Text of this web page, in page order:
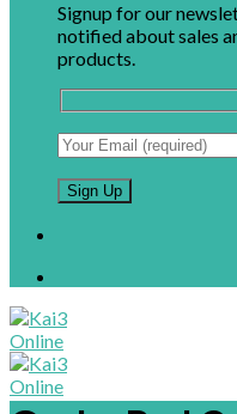
Signup for our
notified about sales
products.